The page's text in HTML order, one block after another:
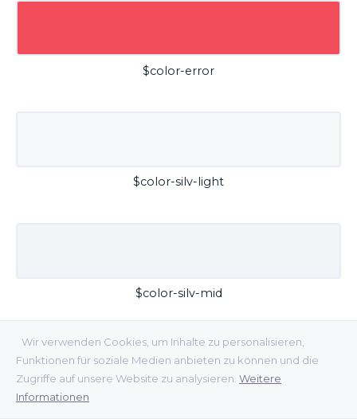
Wir verwenden Cookies, um Inhalte zu personalisieren,
Funktionen für soziale Medien anbieten zu können und die
Zugriffe auf unsere Website zu analysieren. Weitere
Informationen
$color-error
$color-silv-light
$color-silv-mid